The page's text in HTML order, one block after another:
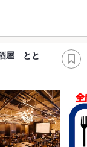
屋 とと